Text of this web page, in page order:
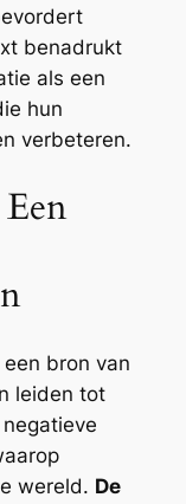
benadrukt
als een
hun
verbeteren.
bron van
leiden tot
wereld. De